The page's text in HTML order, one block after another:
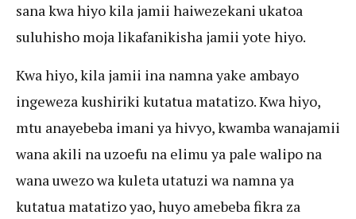
sana kwa hiyo kila jamii haiwezekani ukatoa
suluhisho moja likafanikisha jamii yote hiyo.
Kwa hiyo, kila jamii ina namna yake ambayo
ingeweza kushiriki kutatua matatizo. Kwa hiyo,
mtu anayebeba imani ya hivyo, kwamba wanajamii
wana akili na uzoefu na elimu ya pale walipo na
wana uwezo wa kuleta utatuzi wa namna ya
kutatua matatizo yao, huyo amebeba fikra za